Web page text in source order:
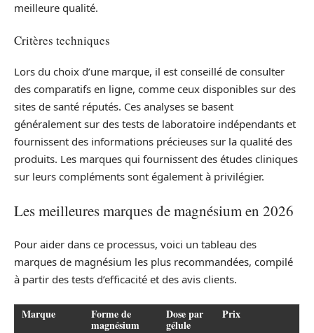
meilleure qualité.
Critères techniques
Lors du choix d’une marque, il est conseillé de consulter
des comparatifs en ligne, comme ceux disponibles sur des
sites de santé réputés. Ces analyses se basent
généralement sur des tests de laboratoire indépendants et
fournissent des informations précieuses sur la qualité des
produits. Les marques qui fournissent des études cliniques
sur leurs compléments sont également à privilégier.
Les meilleures marques de magnésium en 2026
Pour aider dans ce processus, voici un tableau des
marques de magnésium les plus recommandées, compilé
à partir des tests d’efficacité et des avis clients.
Marque Forme de
magnésium
Dose par
gélule
Prix